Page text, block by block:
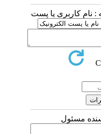
نام کاربری یا پست
مسئول